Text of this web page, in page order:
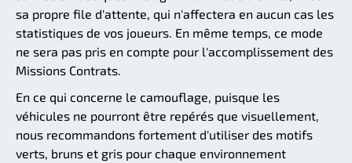
sa propre file d'attente, qui n'affectera en aucun cas les
statistiques de vos joueurs. En même temps, ce mode
ne sera pas pris en compte pour l'accomplissement des
Missions Contrats.
En ce qui concerne le camouflage, puisque les
véhicules ne pourront être repérés que visuellement,
nous recommandons fortement d'utiliser des motifs
verts, bruns et gris pour chaque environnement